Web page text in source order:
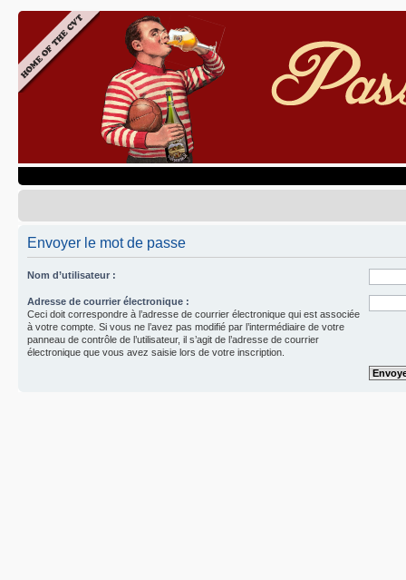
Envoyer le mot de passe
Nom d’utilisateur :
Adresse de courrier électronique :
Ceci doit correspondre à l’adresse de courrier électronique qui est associée
à votre compte. Si vous ne l’avez pas modifié par l’intermédiaire de votre
panneau de contrôle de l’utilisateur, il s’agit de l’adresse de courrier
électronique que vous avez saisie lors de votre inscription.